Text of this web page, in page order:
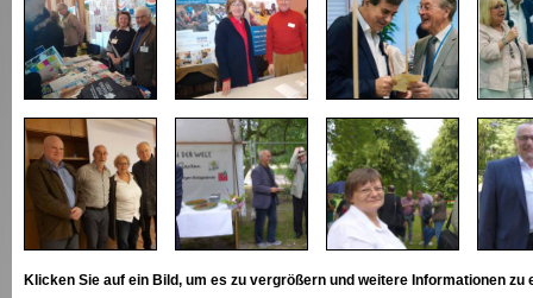
Klicken Sie auf ein Bild, um es zu vergrößern und weitere Informationen zu